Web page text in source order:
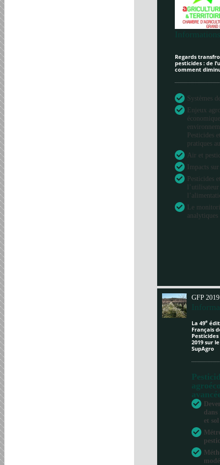
Regards
pesticides : de
comment
Systèmes
Enjeux
Pesticides
pratiques
Air et
Impacts
Pesticides
Le
GFP 2019
La 49e
Français
2019 sur
SupAgro
dans
et sol